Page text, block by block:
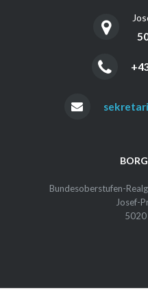
Bundesoberstufen-
Josef-
5020